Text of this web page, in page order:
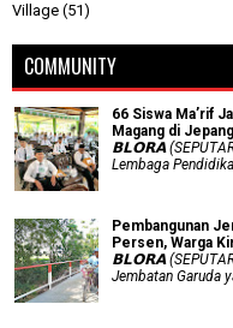
Village (51)
COMMUNITY
66 Siswa Ma’rif
Magang di Jepang
𝗕𝗟𝗢𝗥𝗔
Lembaga
Pembangunan
Persen, Warga
𝗕𝗟𝗢𝗥𝗔
Jembatan Garuda